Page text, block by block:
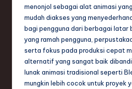
menonjol sebagai alat animasi
mudah diakses yang
bagi pengguna dari berbagai latar
yang ramah pengguna,
serta fokus pada produksi cepat
alternatif yang sangat baik
lunak animasi tradisional seperti
mungkin lebih cocok untuk proyek